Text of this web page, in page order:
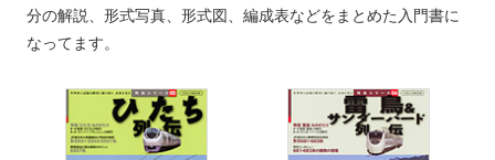
分の解説、形式写真、形式図、編成表などをまとめた入門書に
なってます。